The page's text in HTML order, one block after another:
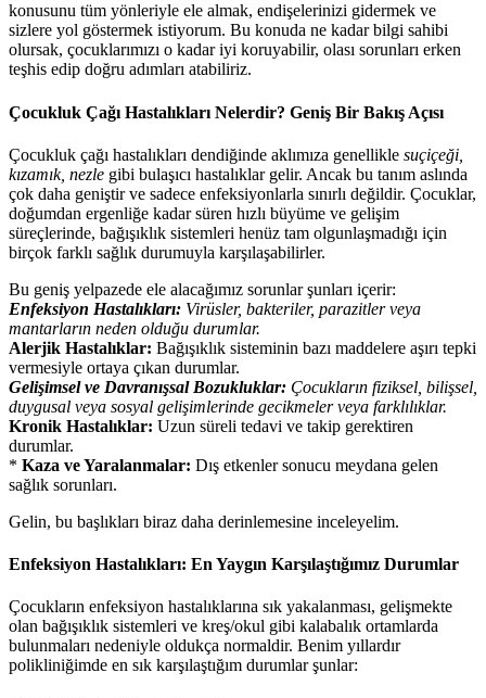
konusunu tüm yönleriyle ele almak, endişelerinizi gidermek ve
sizlere yol göstermek istiyorum. Bu konuda ne kadar bilgi sahibi
olursak, çocuklarımızı o kadar iyi koruyabilir, olası sorunları erken
teşhis edip doğru adımları atabiliriz.
Çocukluk Çağı Hastalıkları Nelerdir? Geniş Bir Bakış Açısı
Çocukluk çağı hastalıkları dendiğinde aklımıza genellikle suçiçeği,
kızamık, nezle gibi bulaşıcı hastalıklar gelir. Ancak bu tanım aslında
çok daha geniştir ve sadece enfeksiyonlarla sınırlı değildir. Çocuklar,
doğumdan ergenliğe kadar süren hızlı büyüme ve gelişim
süreçlerinde, bağışıklık sistemleri henüz tam olgunlaşmadığı için
birçok farklı sağlık durumuyla karşılaşabilirler.
Bu geniş yelpazede ele alacağımız sorunlar şunları içerir:
Enfeksiyon Hastalıkları: Virüsler, bakteriler, parazitler veya
mantarların neden olduğu durumlar.
Alerjik Hastalıklar: Bağışıklık sisteminin bazı maddelere aşırı tepki
vermesiyle ortaya çıkan durumlar.
Gelişimsel ve Davranışsal Bozukluklar: Çocukların fiziksel, bilişsel,
duygusal veya sosyal gelişimlerinde gecikmeler veya farklılıklar.
Kronik Hastalıklar: Uzun süreli tedavi ve takip gerektiren
durumlar.
* Kaza ve Yaralanmalar: Dış etkenler sonucu meydana gelen
sağlık sorunları.
Gelin, bu başlıkları biraz daha derinlemesine inceleyelim.
Enfeksiyon Hastalıkları: En Yaygın Karşılaştığımız Durumlar
Çocukların enfeksiyon hastalıklarına sık yakalanması, gelişmekte
olan bağışıklık sistemleri ve kreş/okul gibi kalabalık ortamlarda
bulunmaları nedeniyle oldukça normaldir. Benim yıllardır
polikliniğimde en sık karşılaştığım durumlar şunlar: